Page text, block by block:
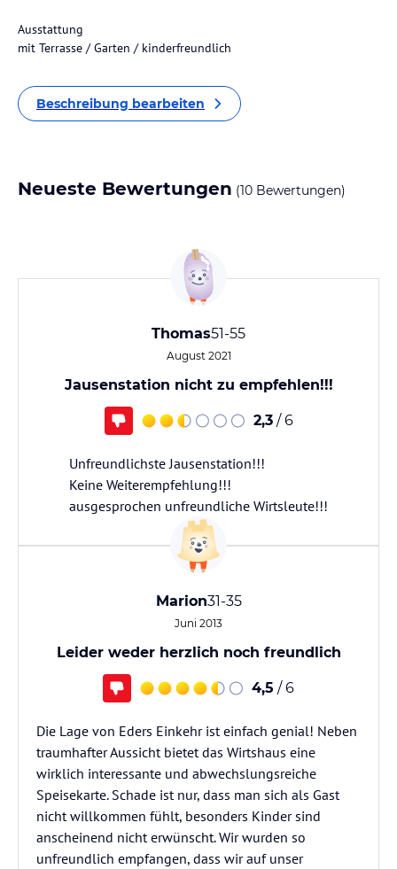
Ausstattung
mit Terrasse / Garten / kinderfreundlich
Beschreibung bearbeiten
Neueste Bewertungen (10 Bewertungen)
Thomas51-55
August 2021
Jausenstation nicht zu empfehlen!!!
2,3 / 6
Unfreundlichste Jausenstation!!!
Keine Weiterempfehlung!!!
ausgesprochen unfreundliche Wirtsleute!!!
Marion31-35
Juni 2013
Leider weder herzlich noch freundlich
4,5 / 6
Die Lage von Eders Einkehr ist einfach genial! Neben
traumhafter Aussicht bietet das Wirtshaus eine
wirklich interessante und abwechslungsreiche
Speisekarte. Schade ist nur, dass man sich als Gast
nicht willkommen fühlt, besonders Kinder sind
anscheinend nicht erwünscht. Wir wurden so
unfreundlich empfangen, dass wir auf unser